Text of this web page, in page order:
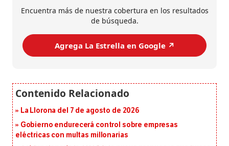
Encuentra más de nuestra cobertura en los resultados
de búsqueda.
Agrega La Estrella en Google ↗️
La Llorona del 7 de agosto de 2026
Gobierno endurecerá control sobre empresas
eléctricas con multas millonarias